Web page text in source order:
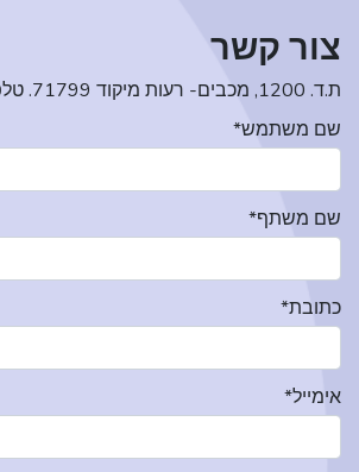
צור קשר
ת.ד. 1200, מכבים- רעות מיקוד 71799. טלפון: 0547262667
שם משתמש*
שם משתף*
כתובת*
אימייל*